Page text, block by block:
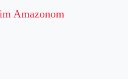
Amazonom